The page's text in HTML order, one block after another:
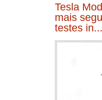
Tesla
mais
testes in...